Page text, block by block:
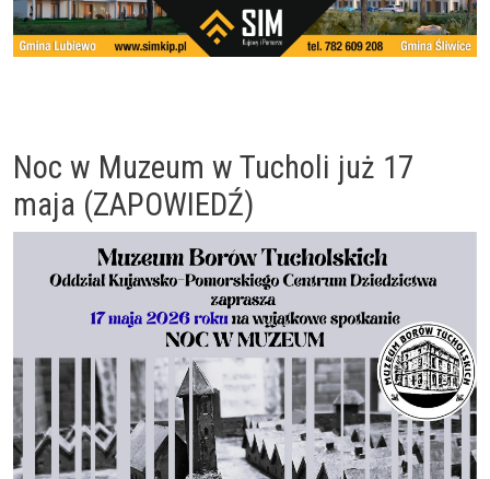
Noc w Muzeum w Tucholi już 17
maja (ZAPOWIEDŹ)